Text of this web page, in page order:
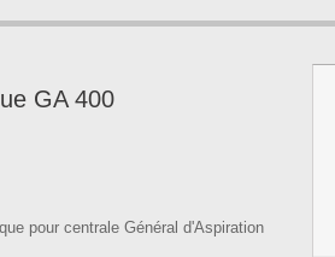
GA 400
pour centrale Général d'Aspiration